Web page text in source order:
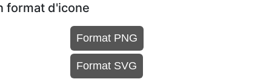
format d'icone
Format PNG
Format SVG